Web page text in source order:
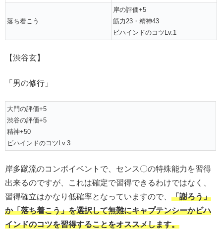
落ち着こう
岸の評価+5
筋力23・精神43
ビハインドのコツLv.1
【渋谷玄】
「男の修行」
大門の評価+5
渋谷の評価+5
精神+50
ビハインドのコツLv.3
岸多蹴流のコンボイベントで、センス〇の特殊能力を習得
出来るのですが、これは確定で習得できるわけではなく、
習得確立はかなり低確率となっていますので、 「謝ろう」
か「落ち着こう」を選択して無難にキャプテンシーかビハ
インドのコツを習得することをオススメします。